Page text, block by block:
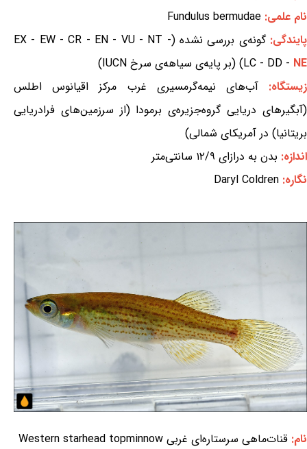
نام علمی: Fundulus bermudae
پایندگی:
گونه‌ی بررسی نشده (EX - EW - CR - EN - VU - NT -
LC - DD - NE
) (بر پایه‌ی سیاهه‌ی سرخ IUCN)
زیستگاه:آب‌های نیمه‌گرمسیری غرب مرکز اقیانوس اطلس
(آبگیرهای دریایی گروه‌جزیره‌ی برمودا (از سرزمین‌های فرادریایی
بریتانیا) در آمریکای شمالی)
اندازه: بدن به درازای ۱۲/۹ سانتی‌متر
نگاره: Daryl Coldren
نام: قنات‌ماهی سرستاره‌ای غربی Western starhead topminnow